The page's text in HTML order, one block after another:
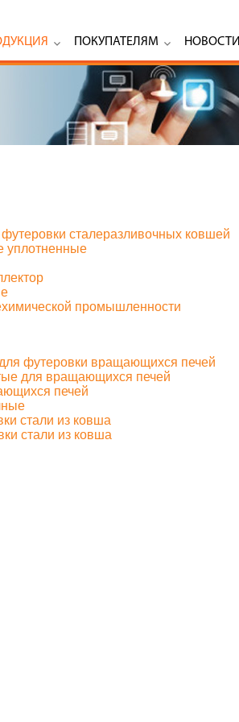
ПОКУПАТЕЛЯМ НОВОСТИ
сталеразливочных ковшей
уплотненные
промышленности
футеровки вращающихся печей
для вращающихся печей
печей
стали из ковша
стали из ковша